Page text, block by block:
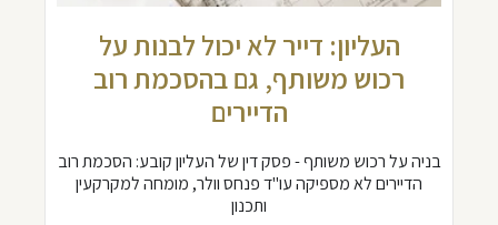
העליון: דייר לא יכול לבנות על
רכוש משותף, גם בהסכמת רוב
הדיירים
בניה על רכוש משותף - פסק דין של העליון קובע: הסכמת רוב
הדיירים לא מספיקה עו"ד פנחס וולר, מומחה למקרקעין
ותכנון